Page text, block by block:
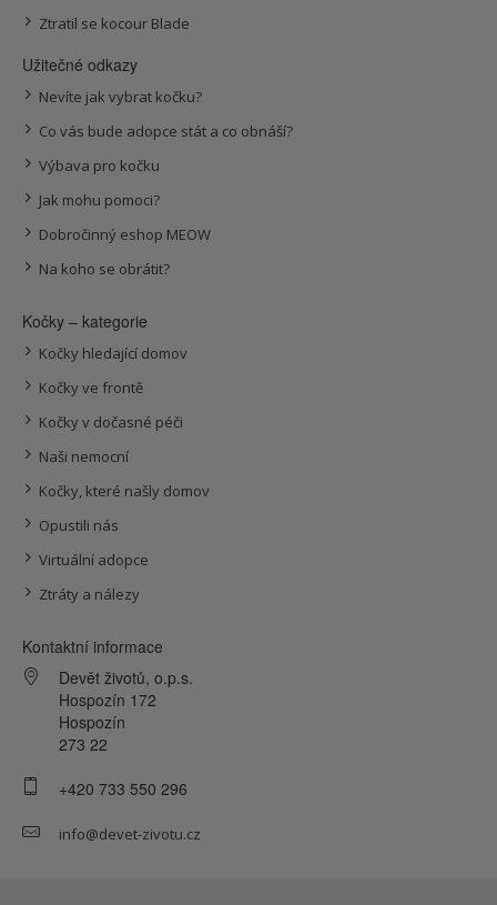
Ztratil se kocour Blade
Užitečné odkazy
Nevíte jak vybrat kočku?
Co vás bude adopce stát a co obnáší?
Výbava pro kočku
Jak mohu pomoci?
Dobročinný eshop MEOW
Na koho se obrátit?
Kočky – kategorie
Kočky hledající domov
Kočky ve frontě
Kočky v dočasné péči
Naši nemocní
Kočky, které našly domov
Opustili nás
Virtuální adopce
Ztráty a nálezy
Kontaktní informace
Devět životů, o.p.s.
Hospozín 172
Hospozín
273 22
+420 733 550 296
info@devet-zivotu.cz